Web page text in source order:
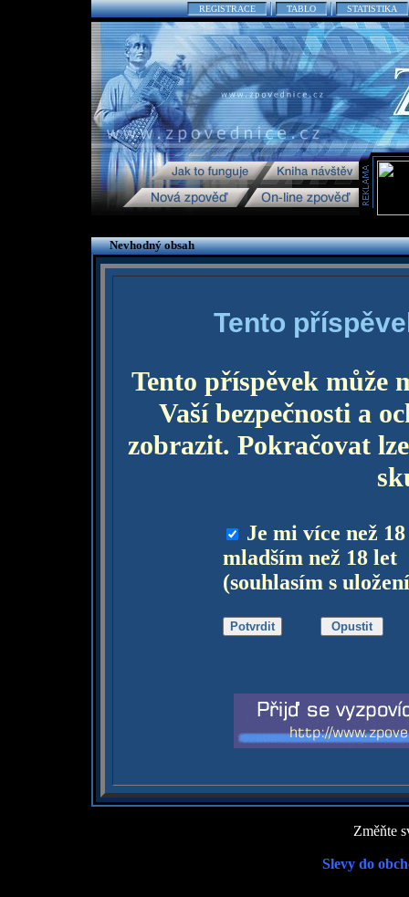
REGISTRACE TABLO STATISTIKA
Nevhodný obsah
Tento
Tento příspěvek může
Vaší bezpečnosti a
zobrazit. Pokračovat
Je mi více než
mladším než 18 let
(souhlasím s
Změňte
Slevy do